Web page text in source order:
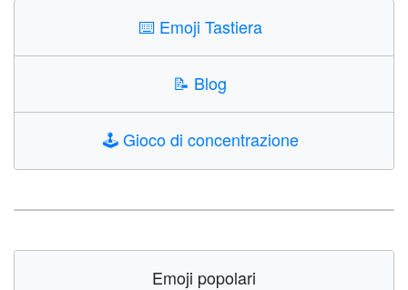
⌨️ Emoji Tastiera
📝 Blog
🕹️Gioco di concentrazione
Emoji popolari